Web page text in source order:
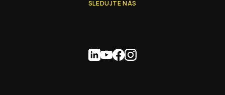
SLEDUJTE NÁS